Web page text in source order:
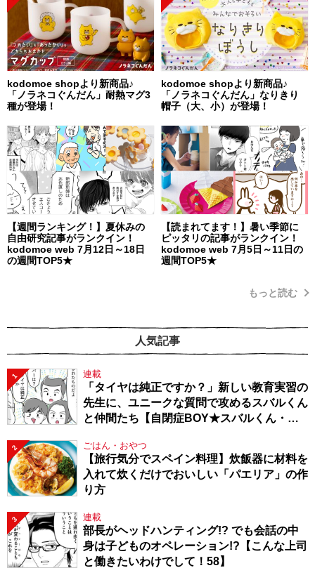
kodomoe shopより新商品♪
「ノラネコぐんだん」耐熱マグ3
種が登場！
kodomoe shopより新商品♪
「ノラネコぐんだん」なりきり
帽子（大、小）が登場！
【週間ランキング！】夏休みの
自由研究記事がランクイン！
kodomoe web 7月12日～18日
の週間TOP5★
【読まれてます！】暑い季節に
ピッタリの記事がランクイン！
kodomoe web 7月5日～11日の
週間TOP5★
もっと読む
人気記事
1 連載
「タイヤは純正ですか？」新しい教育実習の
先生に、ユニークな質問で攻めるスバルくん
と仲間たち【自閉症BOY★スバルくん・
2 ごはん・おやつ
【旅行気分でスペイン料理】炊飯器に材料を
入れて炊くだけでおいしい「パエリア」の作
り方
3 連載
部長がヘッドハンティング!? でも会話の中
身は子どものオペレーション!?【こんな上司
と働きたいわけでして！58】